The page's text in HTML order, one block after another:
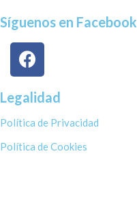
Síguenos en Facebook
Legalidad
Política de Privacidad
Política de Cookies